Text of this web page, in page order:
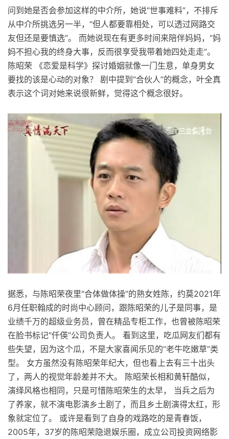
问到她是否会参加这样的中介所，她说“世事难料”，不排斥
从中介所挑选另一半，“但人都要靠相处，可以透过网路交
友但还是要慎选”。 而她说现在有更多时间来陪伴妈妈，“妈
妈不担心我的终身大事，反而很享受我带着她四处走走”。
陈昭荣 《恋爱是科学》探讨婚姻就像一门生意，单身男女
要找的该是心动的对象？ 剧中提到“合伙人”的概念，叶全真
表示这个词对她来说很新鲜，觉得这个概念很好。
据悉，与陈昭荣夜里“合体做体操”的熟女姓陈，约莫2021年
6月任职翰成的时尚中心顾问，跟陈昭荣的儿子是同事，是
业绩千万的超级业务员，曾在精品专柜工作，也曾被陈昭荣
在脸书标记“仟偀”公司负责人。 ​看到这里，吃瓜网友们都有
些失望，因为这个瓜，不是大家喜闻乐见的“老牛吃嫩草”类
型。 女方虽然没有陈昭荣年纪大，但也看上去有三十出头
了，两人的视觉年龄差并不大。 陈昭荣长相和黄轩酷似，
演绎风格也相同，只是可惜陈昭荣生的太早， 当兵之后为
了养家，就不演电影演乡土剧了，而且乡土剧演得太红，形
象就定位了。 或许是看到了自身的戏路吃的是青春饭，
2005年，37岁的陈昭荣隐退娱乐圈，成立公司投资网络影